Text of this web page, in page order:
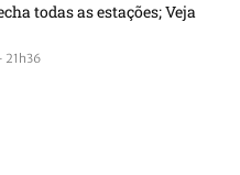
todas as estações; Veja